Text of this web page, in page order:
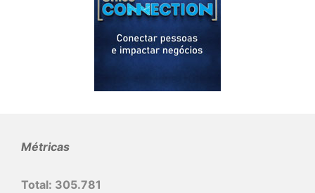
Métricas
Total: 305.781